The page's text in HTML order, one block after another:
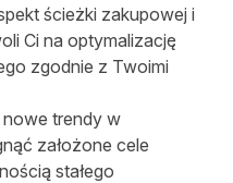
ścieżki zakupowej i
Ci na optymalizację
zgodnie z Twoimi
trendy w
założone cele
stałego